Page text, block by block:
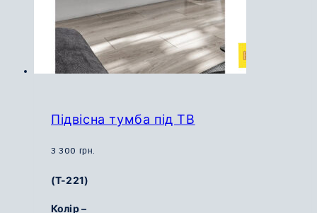
Підвісна тумба під ТВ
3 300 грн.
(Т-221)
Колір –